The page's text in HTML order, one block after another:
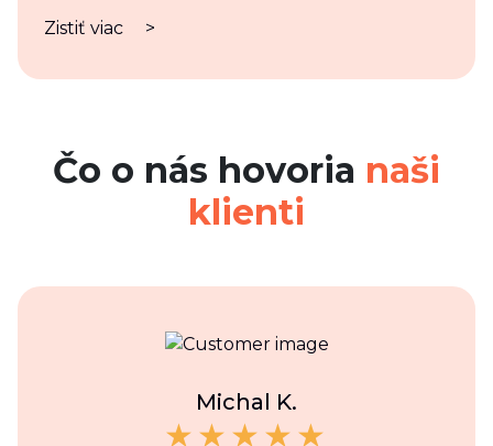
Zistiť viac >
Čo o nás hovoria naši
klienti
Michal K.